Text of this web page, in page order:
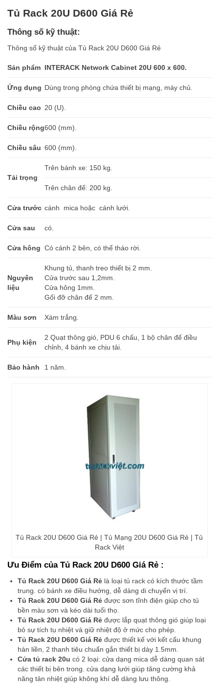
Tủ Rack 20U D600 Giá Rẻ
Thông số kỹ thuật:
Thông số kỹ thuật của Tủ Rack 20U D600 Giá Rẻ
Sản phẩm INTERACK Network Cabinet 20U 600 x 600.
Ứng dụng Dùng trong phòng chứa thiết bị mạng, máy chủ.
Chiều cao 20 (U).
Chiều rộng600 (mm).
Chiều sâu 600 (mm).
Tải trọng
Trên bánh xe: 150 kg.
Trên chân đế: 200 kg.
Cửa trước cánh mica hoặc cánh lưới.
Cửa sau có.
Cửa hông Có cánh 2 bên, có thể tháo rời.
Nguyên
liệu
Khung tủ, thanh treo thiết bị 2 mm.
Cửa trước sau 1,2mm.
Cửa hông 1mm.
Gối đỡ chân đế 2 mm.
Màu sơn Xám trắng.
Phụ kiện
2 Quạt thông gió, PDU 6 chấu, 1 bộ chân đế điều
chỉnh, 4 bánh xe chịu tải.
Bảo hành 1 năm.
Tủ Rack 20U D600 Giá Rẻ | Tủ Mạng 20U D600 Giá Rẻ | Tủ
Rack Việt
Ưu Điểm của Tủ Rack 20U D600 Giá Rẻ :
Tủ Rack 20U D600 Giá Rẻlà loại tủ rack có kích thước tầm
trung. có bánh xe điều hướng, dễ dàng di chuyển vị trí.
Tủ Rack 20U D600 Giá Rẻđược sơn tĩnh điện giúp cho tủ
bền màu sơn và kéo dài tuổi thọ.
Tủ Rack 20U D600 Giá Rẻđược lắp quạt thông gió giúp loại
bỏ sự tích tụ nhiệt và giữ nhiệt độ ở mức cho phép.
Tủ Rack 20U D600 Giá Rẻđược thiết kế với kết cấu khung
hàn liền, 2 thanh tiêu chuẩn gắn thiết bị dày 1.5mm.
Cửa tủ rack 20u có 2 loại: cửa dạng mica dễ dàng quan sát
các thiết bị bên trong. cửa dạng lưới giúp tăng cường khả
năng tản nhiệt giúp không khí dễ dàng lưu thông.